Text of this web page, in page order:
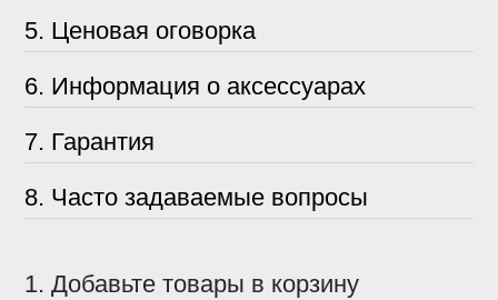
5. Ценовая оговорка
6. Информация о аксессуарах
7. Гарантия
8. Часто задаваемые вопросы
1. Добавьте товары в корзину